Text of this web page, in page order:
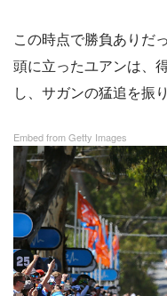
この時点で勝負ありだ
頭に立ったユアンは、
し、サガンの猛追を振
Embed from Getty Images